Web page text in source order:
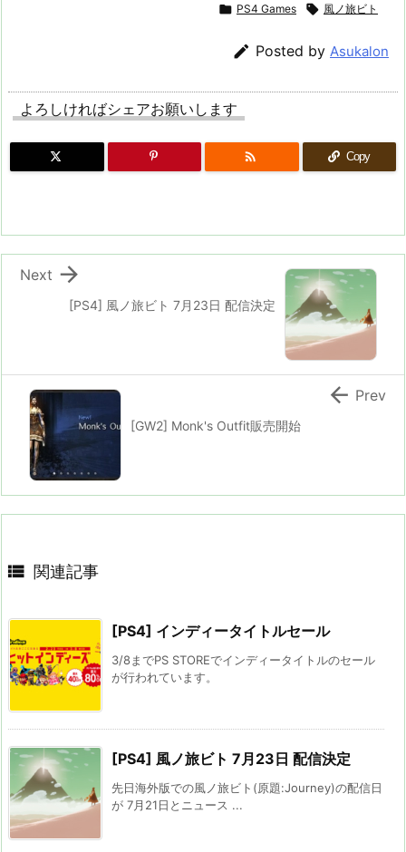
 PS4 Games  風ノ旅ビト
 Posted by Asukalon
よろしければシェアお願いします
 Copy
[PS4] 風ノ旅ビト 7月23日 配信決定

Next
[GW2] Monk's Outfit販売開始
 Prev
 関連記事
[PS4] インディータイトルセール
3/8までPS STOREでインディータイトルのセール
が行われています。
[PS4] 風ノ旅ビト 7月23日 配信決定
先日海外版での風ノ旅ビト(原題:Journey)の配信日
が 7月21日とニュース ...